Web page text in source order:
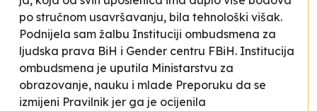
po stručnom usavršavanju, bila tehnološki višak.
Podnijela sam žalbu Instituciji ombudsmena za
ljudska prava BiH i Gender centru FBiH. Institucija
ombudsmena je uputila Ministarstvu za
obrazovanje, nauku i mlade Preporuku da se
izmijeni Pravilnik jer ga je ocijenila